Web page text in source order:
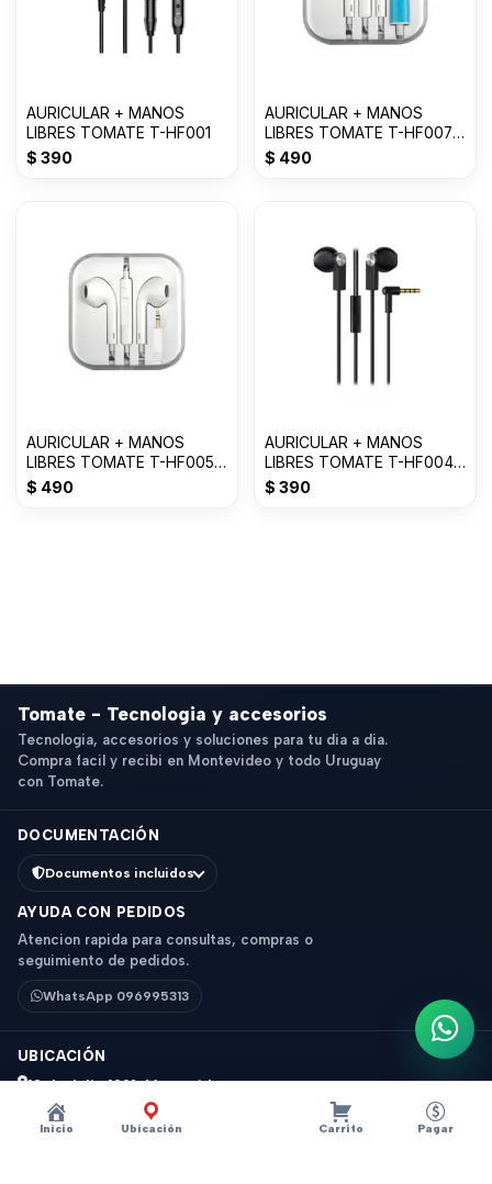
Inicio Ubicación Carrito Pagar
AURICULAR + MANOS
LIBRES TOMATE T-HF001
$ 390
AURICULAR + MANOS
LIBRES TOMATE T-HF007
FOR LIGHTNING--
$ 490
AURICULAR + MANOS
LIBRES TOMATE T-HF005
3.5mm
$ 490
AURICULAR + MANOS
LIBRES TOMATE T-HF004
3.5mm
$ 390
Tomate - Tecnologia y accesorios
Tecnologia, accesorios y soluciones para tu dia a dia.
Compra facil y recibi en Montevideo y todo Uruguay
con Tomate.
DOCUMENTACIÓN
Documentos incluidos
AYUDA CON PEDIDOS
Atencion rapida para consultas, compras o
seguimiento de pedidos.
WhatsApp 096995313
UBICACIÓN
18 de Julio 1831, Montevideo
Horario: 9 a 18 hs